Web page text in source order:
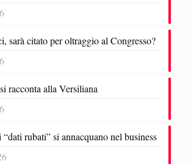
sarà citato per oltraggio al Congresso?
racconta alla Versiliana
rubati” si annacquano nel business